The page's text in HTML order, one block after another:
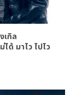
เกิล
ด้ มาไว ไปไว